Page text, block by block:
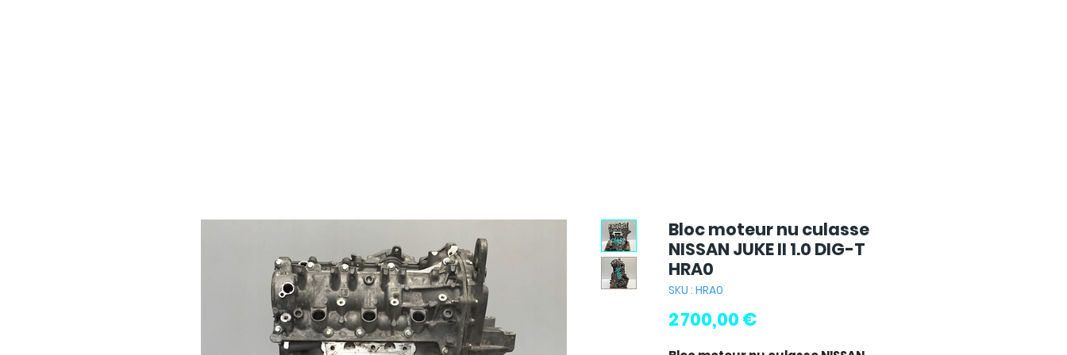
Bloc moteur nu culasse
NISSAN JUKE II 1.0 DIG-T
HRA0
SKU : HRA0
2 700,00 €